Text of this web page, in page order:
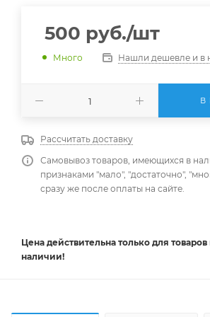
500 руб./шт
Много Нашли дешевле и в
В
Рассчитать доставку
Самовывоз товаров, имеющихся в
признаками "мало", "достаточно",
сразу же после оплаты на сайте.
Цена действительна только для
наличии!